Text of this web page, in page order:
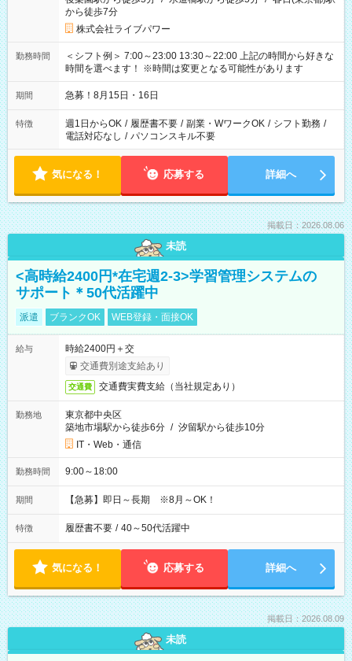
から徒歩7分
株式会社ライブパワー
勤務時間
＜シフト例＞ 7:00～23:00 13:30～22:00 上記の時間から好きな
時間を選べます！ ※時間は変更となる可能性があります
期間 急募！8月15日・16日
特徴 週1日からOK / 履歴書不要 / 副業・WワークOK / シフト勤務 /
電話対応なし / パソコンスキル不要
気になる！ 応募する 詳細へ
掲載日：2026.08.06
未読
<高時給2400円*在宅週2-3>学習管理システムの
サポート＊50代活躍中
派遣 ブランクOK WEB登録・面接OK
給与
時給2400円＋交
交通費別途支給あり
交通費 交通費実費支給（当社規定あり）
勤務地
東京都中央区
築地市場駅から徒歩6分 / 汐留駅から徒歩10分
IT・Web・通信
勤務時間 9:00～18:00
期間 【急募】即日～長期 ※8月～OK！
特徴 履歴書不要 / 40～50代活躍中
気になる！ 応募する 詳細へ
掲載日：2026.08.09
未読